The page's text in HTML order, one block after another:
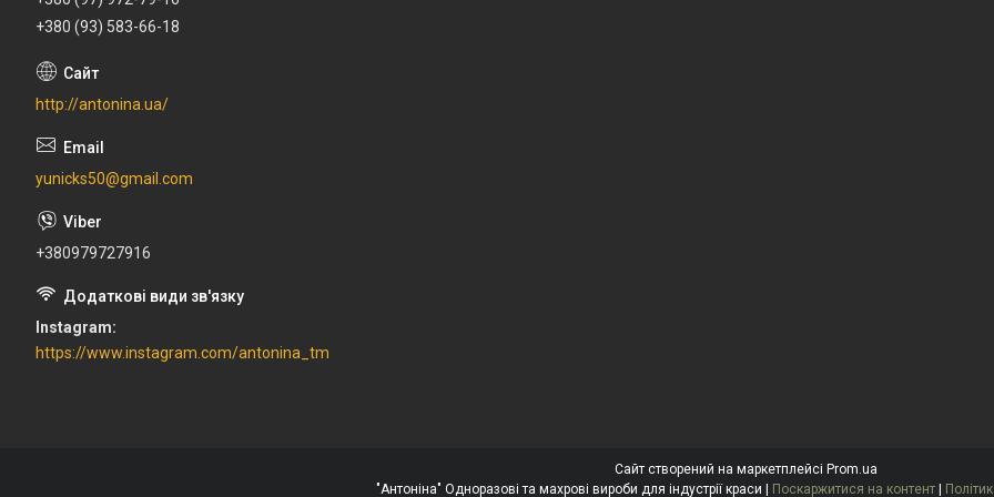
+380 (93) 583-66-18
http://antonina.ua/
yunicks50@gmail.com
+380979727916
Instagram
https://www.instagram.com/antonina_tm
Сайт створений на маркетплейсі Prom.ua
Поскаржитися на контент